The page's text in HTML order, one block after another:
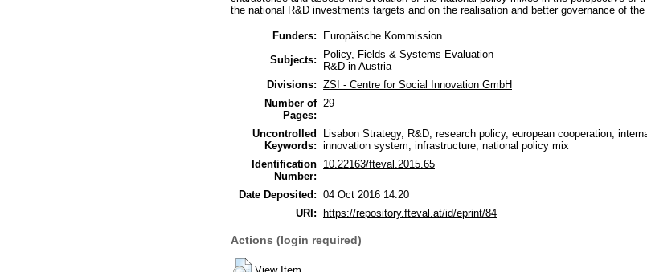
the national R&D investments targets and on the realisation and better governance of the
Funders:
Europäische Kommission
Subjects:
Policy, Fields & Systems Evaluation
R&D in Austria
Divisions: ZSI - Centre for Social Innovation GmbH
Number of
Pages:
29
Uncontrolled
Keywords:
Lisabon Strategy, R&D, research policy, european cooperation,
innovation system, infrastructure, national policy mix
Identification
Number:
10.22163/fteval.2015.65
Date Deposited: 04 Oct 2016 14:20
URI:
https://repository.fteval.at/id/eprint/84
Actions (login required)